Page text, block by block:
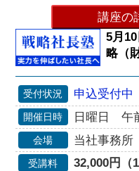
講座の
5月
略（
受付状況 申込受付中
開催日時 日曜日 午
会場 当社事務所
受講料 32,000円（